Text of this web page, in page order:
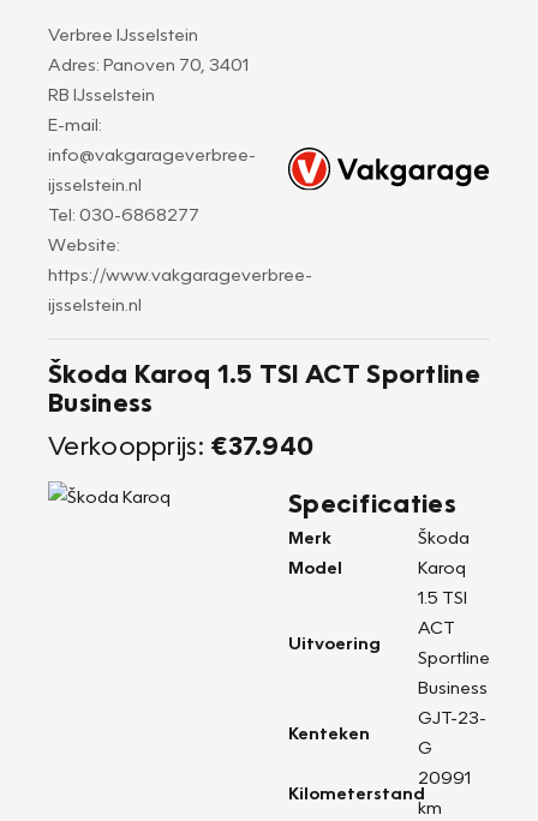
Verbree IJsselstein
Adres: Panoven 70, 3401
RB IJsselstein
E-mail:
info@vakgarageverbree-
ijsselstein.nl
Tel: 030-6868277
Website:
https://www.vakgarageverbree-
ijsselstein.nl
Škoda Karoq 1.5 TSI ACT Sportline
Business
Verkoopprijs: €37.940
Specificaties
Merk
Škoda
Model
Karoq
Uitvoering
1.5 TSI
ACT
Sportline
Business
Kenteken
GJT-23-
G
Kilometerstand
20991
km